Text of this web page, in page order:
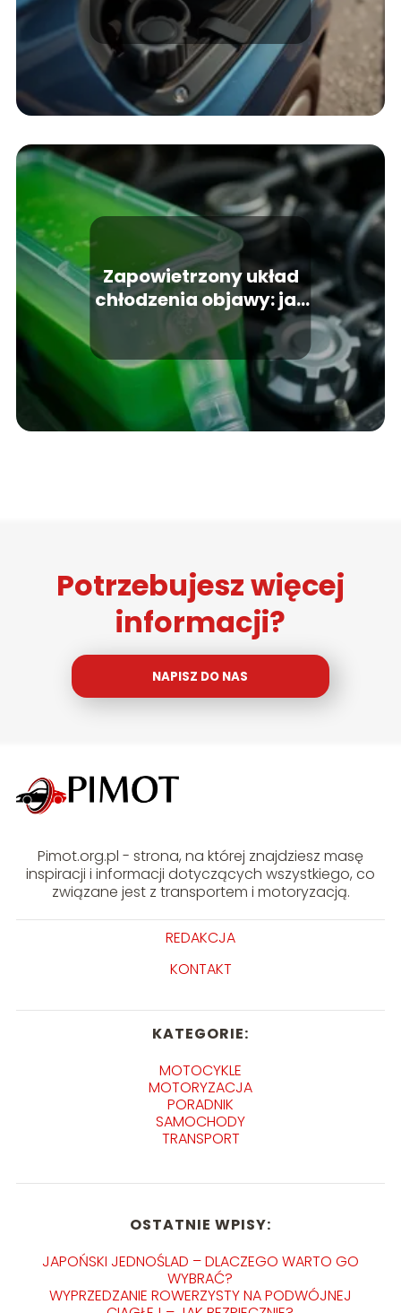
jak?
Zapowietrzony układ
chłodzenia objawy: jak
je rozpoznać?
Potrzebujesz więcej
informacji?
NAPISZ DO NAS
Pimot.org.pl - strona, na której znajdziesz masę
inspiracji i informacji dotyczących wszystkiego, co
związane jest z transportem i motoryzacją.
REDAKCJA
KONTAKT
KATEGORIE:
MOTOCYKLE
MOTORYZACJA
PORADNIK
SAMOCHODY
TRANSPORT
OSTATNIE WPISY:
JAPOŃSKI JEDNOŚLAD – DLACZEGO WARTO GO
WYBRAĆ?
WYPRZEDZANIE ROWERZYSTY NA PODWÓJNEJ